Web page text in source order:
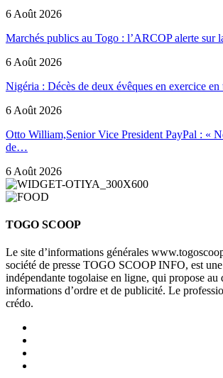
6 Août 2026
Marchés publics au Togo : l’ARCOP alerte sur
6 Août 2026
Nigéria : Décès de deux évêques en exercice
6 Août 2026
Otto William,Senior Vice President PayPal : «
de…
6 Août 2026
TOGO SCOOP
Le site d’informations générales
société de presse TOGO SCOOP INFO, est
indépendante togolaise en ligne, qui propose au
informations d’ordre et de publicité. Le
crédo.